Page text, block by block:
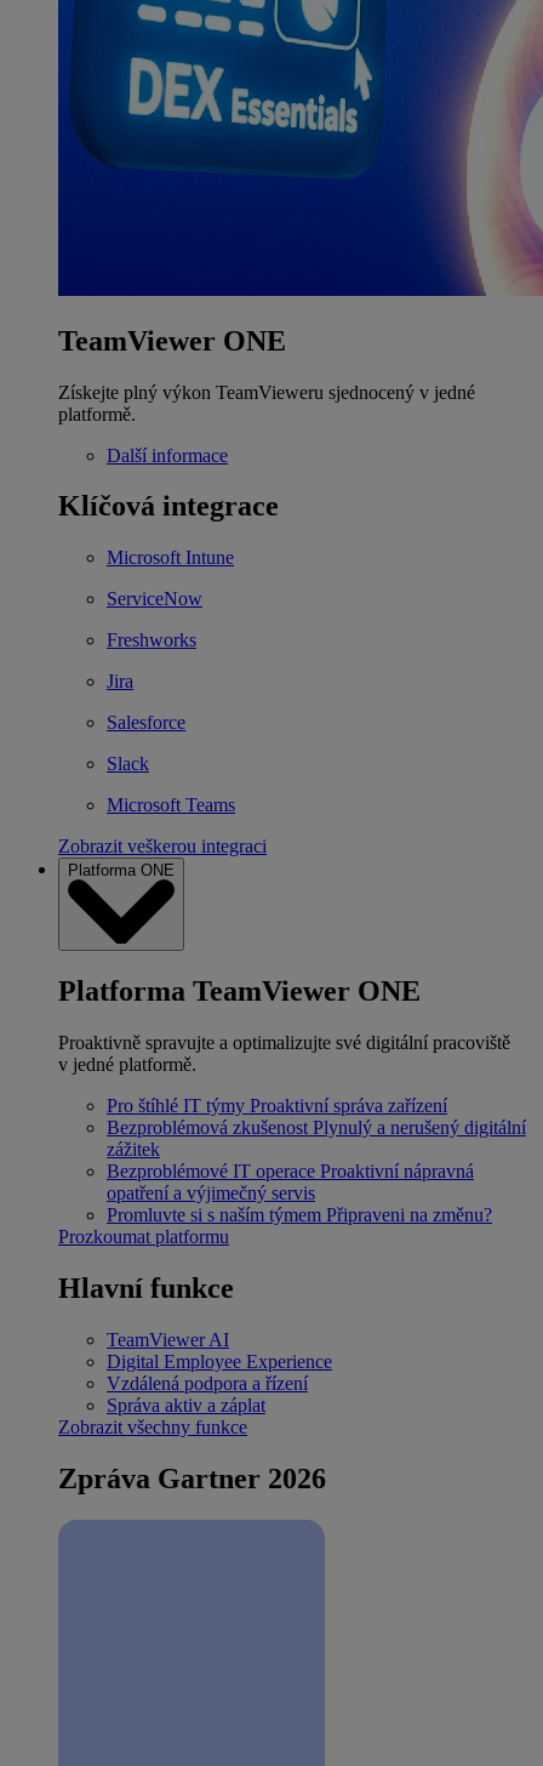
TeamViewer ONE
Získejte plný výkon TeamVieweru sjednocený v jedné
platformě.
Další informace
Klíčová integrace
Microsoft Intune
ServiceNow
Freshworks
Jira
Salesforce
Slack
Microsoft Teams
Zobrazit veškerou integraci
Platforma ONE
Platforma TeamViewer ONE
Proaktivně spravujte a optimalizujte své digitální pracoviště
v jedné platformě.
Pro štíhlé IT týmy Proaktivní správa zařízení
Bezproblémová zkušenost Plynulý a nerušený digitální
zážitek
Bezproblémové IT operace Proaktivní nápravná
opatření a výjimečný servis
Promluvte si s naším týmem Připraveni na změnu?
Prozkoumat platformu
Hlavní funkce
TeamViewer AI
Digital Employee Experience
Vzdálená podpora a řízení
Správa aktiv a záplat
Zobrazit všechny funkce
Zpráva Gartner 2026